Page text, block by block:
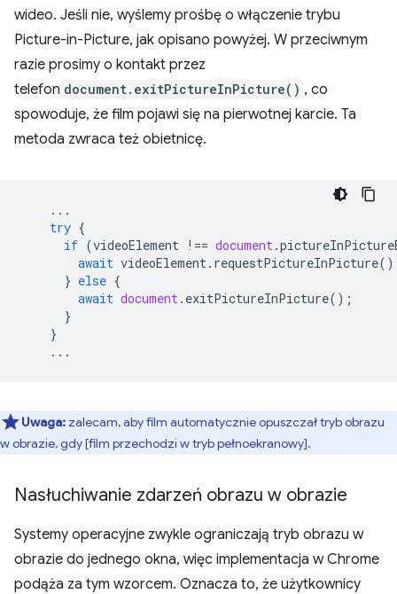
wideo. Jeśli nie, wyślemy prośbę o włączenie trybu
Picture-in-Picture, jak opisano powyżej. W przeciwnym
razie prosimy o kontakt przez
telefon document.exitPictureInPicture() , co
spowoduje, że film pojawi się na pierwotnej karcie. Ta
metoda zwraca też obietnicę.
...
try {
if (videoElement !== document.
await videoElement. requestPictureInPicture
} else {
await document. exitPictureInPicture();
}
}
...
Uwaga: zalecam, aby film automatycznie opuszczał tryb obrazu
w obrazie, gdy [film przechodzi w tryb pełnoekranowy].
Nasłuchiwanie zdarzeń obrazu w obrazie
Systemy operacyjne zwykle ograniczają tryb obrazu w
obrazie do jednego okna, więc implementacja w Chrome
podąża za tym wzorcem. Oznacza to, że użytkownicy